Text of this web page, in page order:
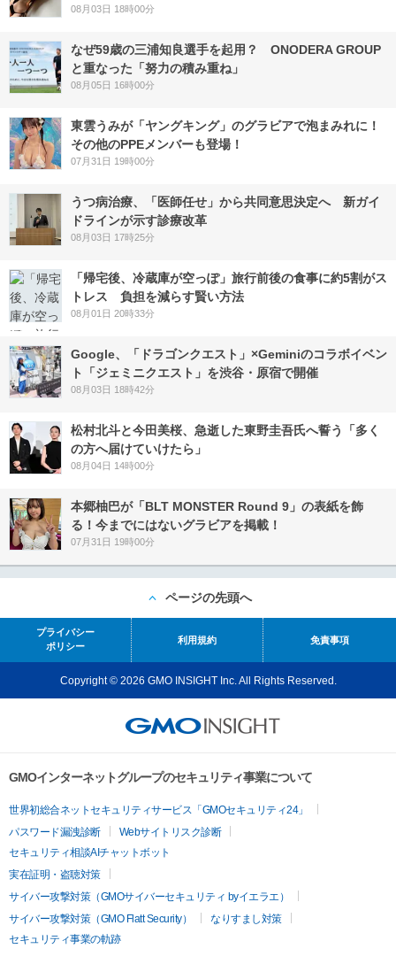
08月03日 18時00分
なぜ59歳の三浦知良選手を起用？ ONODERA GROUP
と重なった「努力の積み重ね」
08月05日 16時00分
東雲うみが「ヤングキング」のグラビアで泡まみれに！
その他のPPEメンバーも登場！
07月31日 19時00分
うつ病治療、「医師任せ」から共同意思決定へ 新ガイ
ドラインが示す診療改革
08月03日 17時25分
「帰宅後、冷蔵庫が空っぽ」旅行前後の食事に約5割がス
トレス 負担を減らす賢い方法
08月01日 20時33分
Google、「ドラゴンクエスト」×Geminiのコラボイベン
ト「ジェミニクエスト」を渋谷・原宿で開催
08月03日 18時42分
松村北斗と今田美桜、急逝した東野圭吾氏へ誓う「多く
の方へ届けていけたら」
08月04日 14時00分
本郷柚巴が「BLT MONSTER Round 9」の表紙を飾
る！今までにはないグラビアを掲載！
07月31日 19時00分
ページの先頭へ
プライバシー
ポリシー
利用規約 免責事項
Copyright © 2026 GMO INSIGHT Inc. All Rights Reserved.
GMOインターネットグループのセキュリティ事業について
世界初総合ネットセキュリティサービス「GMOセキュリティ24」
パスワード漏洩診断
Webサイトリスク診断
セキュリティ相談AIチャットボット
実在証明・盗聴対策
サイバー攻撃対策（GMOサイバーセキュリティ byイエラエ）
サイバー攻撃対策（GMO Flatt Security）
なりすまし対策
セキュリティ事業の軌跡